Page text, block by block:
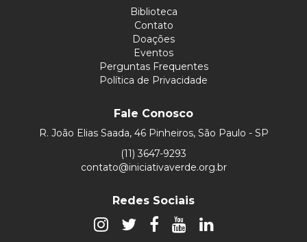
Biblioteca
Contato
Doações
Eventos
Perguntas Frequentes
Política de Privacidade
Fale Conosco
R. João Elias Saada, 46 Pinheiros, São Paulo - SP
(11) 3647-9293
contato@iniciativaverde.org.br
Redes Sociais